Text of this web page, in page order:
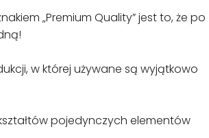
„Premium Quality” jest to, że po
w której używane są wyjątkowo
kształtów pojedynczych elementów